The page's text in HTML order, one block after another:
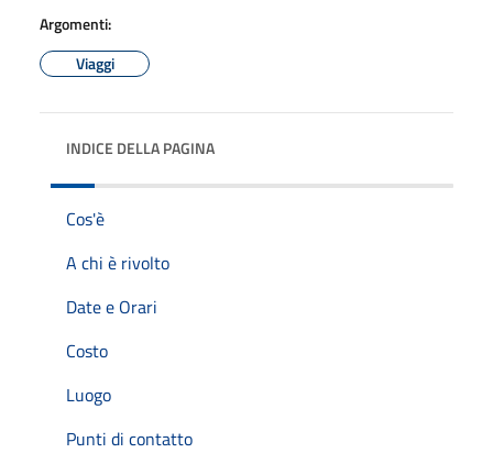
Argomenti:
Viaggi
INDICE DELLA PAGINA
Cos'è
A chi è rivolto
Date e Orari
Costo
Luogo
Punti di contatto